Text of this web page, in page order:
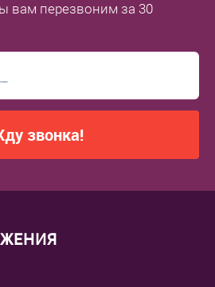
вам перезвоним за 30
звонка!